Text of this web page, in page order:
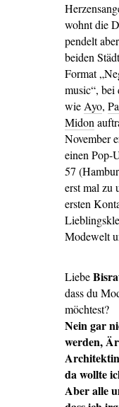
wohnt die
pendelt
beiden
Format
music“, bei
wie Ayo,
Midon
November
einen Pop-
57
erst mal zu
ersten
Modewelt
Liebe
dass du
möchtest?
Nein gar
werden,
da wollte
Aber alle